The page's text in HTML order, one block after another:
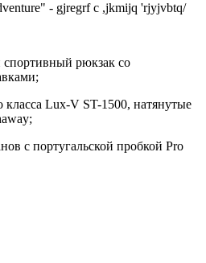
- gjregrf c ,jkmijq 'rjyjvbtq/
рюкзак со
класса Lux-V ST-1500, натянутые
с португальской пробкой Pro